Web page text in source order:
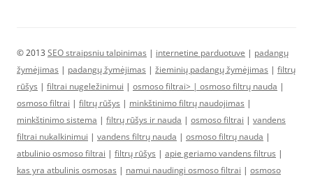
© 2013 SEO straipsniu talpinimas | internetine parduotuve | padangų
žymėjimas | padangų žymėjimas | žieminių padangų žymėjimas | filtrų
rūšys | filtrai nugeležinimui | osmoso filtrai> | osmoso filtrų nauda |
osmoso filtrai | filtrų rūšys | minkštinimo filtrų naudojimas |
minkštinimo sistema | filtrų rūšys ir nauda | osmoso filtrai | vandens
filtrai nukalkinimui | vandens filtrų nauda | osmoso filtrų nauda |
atbulinio osmoso filtrai | filtrų rūšys | apie geriamo vandens filtrus |
kas yra atbulinis osmosas | namui naudingi osmoso filtrai | osmoso